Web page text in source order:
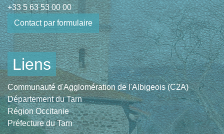
+33 5 63 53 00 00
Contact par formulaire
Liens
Communauté d'Agglomération de l'Albigeois (C2A)
Département du Tarn
Région Occitanie
Préfecture du Tarn